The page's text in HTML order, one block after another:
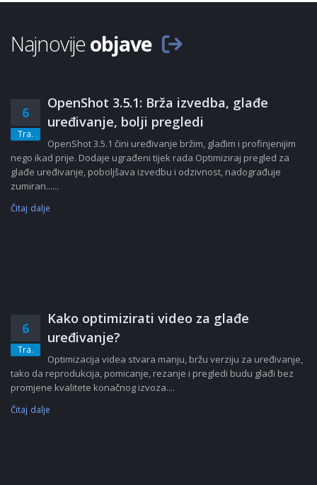
Najnovijeobjave
6
Tra.
OpenShot 3.5.1: Brža izvedba, glađe
uređivanje, bolji pregledi
OpenShot 3.5.1 čini uređivanje bržim, glađim i profinjenijim
nego ikad prije. Dodaje ugrađeni tijek rada Optimiziraj pregled za
glađe uređivanje, poboljšava izvedbu i odzivnost, nadograđuje
zumiran......
Čitaj dalje
6
Tra.
Kako optimizirati video za glađe
uređivanje?
Optimizacija videa stvara manju, bržu verziju za uređivanje,
tako da reprodukcija, pomicanje, rezanje i pregledi budu glađi bez
promjene kvalitete konačnog izvoza....
Čitaj dalje